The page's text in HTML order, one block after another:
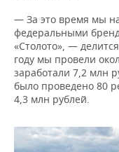
— За это время мы
федеральными
«Столото», —
году мы провели
заработали 7,2 млн
было проведено 80
4,3 млн рублей.